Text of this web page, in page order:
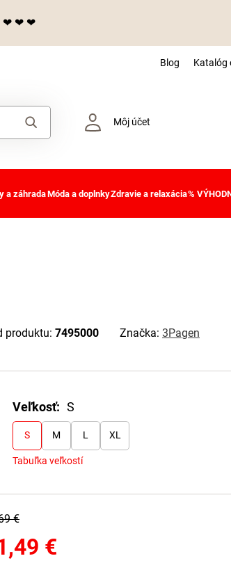
❤ ❤ ❤
Blog Katalóg
Môj účet
a záhradaMóda a doplnkyZdravie a relaxácia%
produktu: 7495000 Značka: 3Pagen
Veľkosť: S
S M L XL
Tabuľka veľkostí
€
€